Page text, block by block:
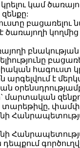
կրելու կամ
է ծառայողի
հագուստ
արգելվում է
մարտական
դեպքում